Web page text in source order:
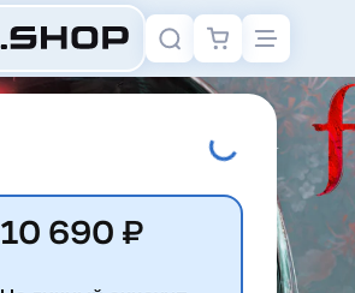
10 690 ₽